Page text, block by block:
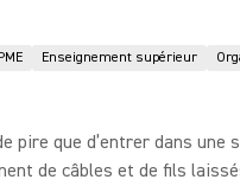
Enseignement supérieur
pire que d’entrer dans
de câbles et de fils